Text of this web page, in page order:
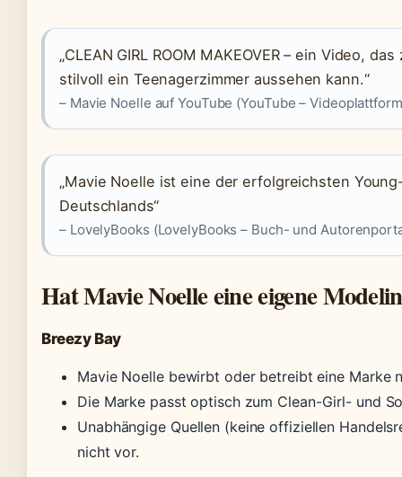
„CLEAN GIRL ROOM MAKEOVER – ein Video,
stilvoll ein Teenagerzimmer aussehen kann.“
– Mavie Noelle auf YouTube (YouTube –
„Mavie Noelle ist eine der erfolgreichsten
Deutschlands“
– LovelyBooks (LovelyBooks – Buch- und
Hat Mavie Noelle eine eigene
Breezy Bay
Mavie Noelle bewirbt oder betreibt eine Marke
Die Marke passt optisch zum Clean-Girl- und
Unabhängige Quellen (keine offiziellen
nicht vor.